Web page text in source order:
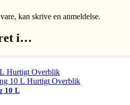
kan skrive en anmeldelse.
i…
Hurtigt Overblik
Hurtigt Overblik
10 L